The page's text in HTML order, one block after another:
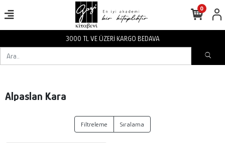
3000 TL VE ÜZERİ KARGO BEDAVA
0
Alpaslan Kara
Filtreleme Sıralama